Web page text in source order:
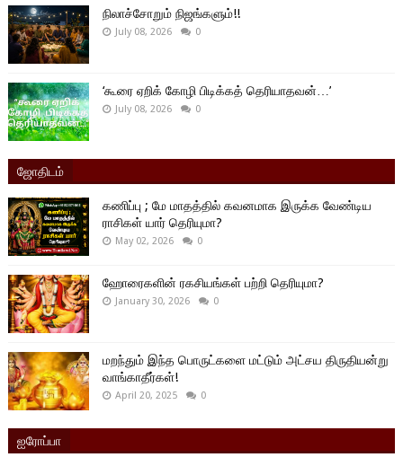
நிலாச்சோறும் நிஜங்களும்!!
July 08, 2026 0
‘கூரை ஏறிக் கோழி பிடிக்கத் தெரியாதவன்…’
July 08, 2026 0
ஜோதிடம்
கணிப்பு ; மே மாதத்தில் கவனமாக இருக்க வேண்டிய
ராசிகள் யார் தெரியுமா?
May 02, 2026 0
ஹோரைகளின் ரகசியங்கள் பற்றி தெரியுமா?
January 30, 2026 0
மறந்தும் இந்த பொருட்களை மட்டும் அட்சய திருதியன்று
வாங்காதீர்கள்!
April 20, 2025 0
ஐரோப்பா